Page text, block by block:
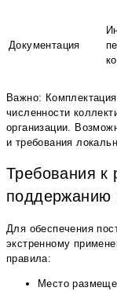
Документация
Важно:
численности
организации.
и требования
Требования
поддержанию
Для обеспечения
экстренному
правила:
Место